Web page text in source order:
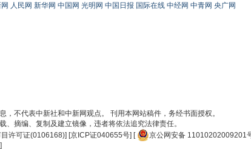
人民网 新华网 中国网 光明网 中国日报 国际在线 中经网 中青网 央广网
，不代表中新社和中新网观点。 刊用本网站稿件，务经书面授权。
、摘编、复制及建立镜像，违者将依法追究法律责任。
许可证(0106168)] [京ICP证040655号] [ 京公网安备 11010202009201
]